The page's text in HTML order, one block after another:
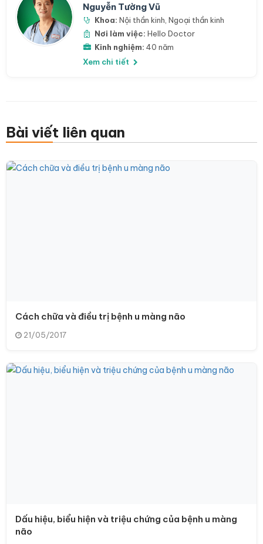
Nguyễn Tường Vũ
Khoa: Nội thần kinh Ngoại thần kinh
Nơi làm việc: Hello Doctor
Kinh nghiệm: 40 năm
Xem chi tiết
Bài viết liên quan
Cách chữa và điều trị bệnh u màng não
21/05/2017
Dấu hiệu, biểu hiện và triệu chứng của bệnh u màng
não